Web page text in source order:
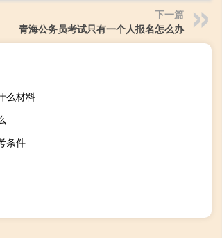
下一篇
青海公务员考试只有一个人报名怎么办
么材料
条件